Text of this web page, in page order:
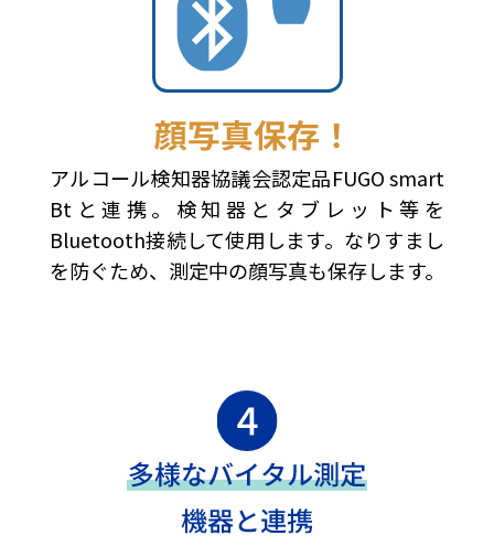
アルコール検知器協議会認定品FUGO smart
Btと連携。検知器とタブレット等を
Bluetooth接続して使用します。なりすまし
を防ぐため、測定中の顔写真も保存します。